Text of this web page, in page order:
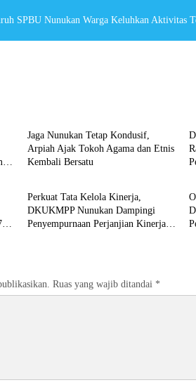
SPBU Nunukan Warga Keluhkan Aktivitas
Jaga Nunukan Tetap Kondusif,
Arpiah Ajak Tokoh Agama dan Etnis
Kembali Bersatu
Perkuat Tata Kelola Kinerja,
DKUKMPP Nunukan Dampingi
Penyempurnaan Perjanjian Kinerja
Ruas yang wajib ditandai *